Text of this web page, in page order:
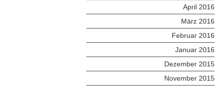
April 2016
März 2016
Februar 2016
Januar 2016
Dezember 2015
November 2015